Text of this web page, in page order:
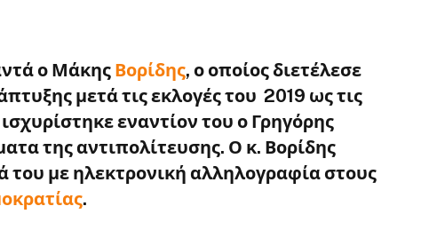
ο Μάκης Βορίδης, ο οποίος διετέλεσε
μετά τις εκλογές του 2019 ως τις
εναντίον του ο Γρηγόρης
της αντιπολίτευσης. Ο κ. Βορίδης
του με ηλεκτρονική αλληλογραφία στους
.